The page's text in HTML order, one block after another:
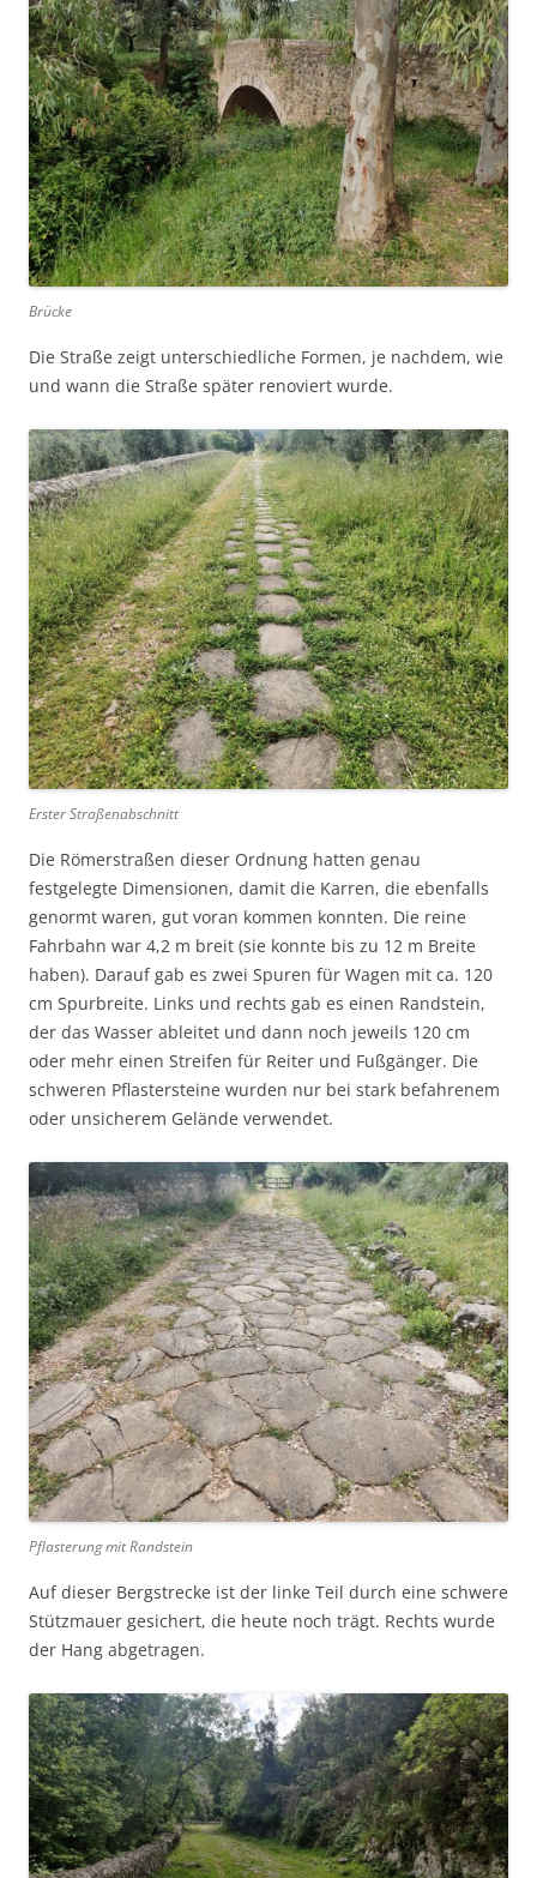
Brücke
Die Straße zeigt unterschiedliche Formen, je nachdem, wie
und wann die Straße später renoviert wurde.
Erster Straßenabschnitt
Die Römerstraßen dieser Ordnung hatten genau
festgelegte Dimensionen, damit die Karren, die ebenfalls
genormt waren, gut voran kommen konnten. Die reine
Fahrbahn war 4,2 m breit (sie konnte bis zu 12 m Breite
haben). Darauf gab es zwei Spuren für Wagen mit ca. 120
cm Spurbreite. Links und rechts gab es einen Randstein,
der das Wasser ableitet und dann noch jeweils 120 cm
oder mehr einen Streifen für Reiter und Fußgänger. Die
schweren Pflastersteine wurden nur bei stark befahrenem
oder unsicherem Gelände verwendet.
Pflasterung mit Randstein
Auf dieser Bergstrecke ist der linke Teil durch eine schwere
Stützmauer gesichert, die heute noch trägt. Rechts wurde
der Hang abgetragen.